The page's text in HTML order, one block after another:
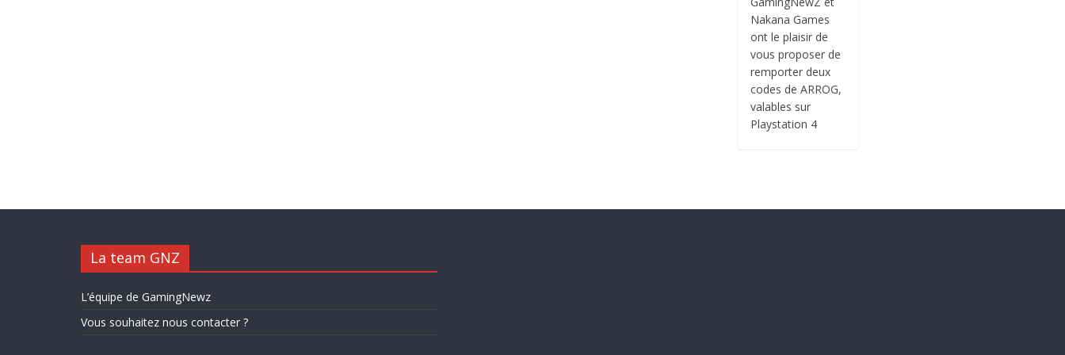
Nakana Games
ont le plaisir de
vous proposer de
remporter deux
codes de ARROG,
valables sur
Playstation 4
La team GNZ
L’équipe de GamingNewz
Vous souhaitez nous contacter ?